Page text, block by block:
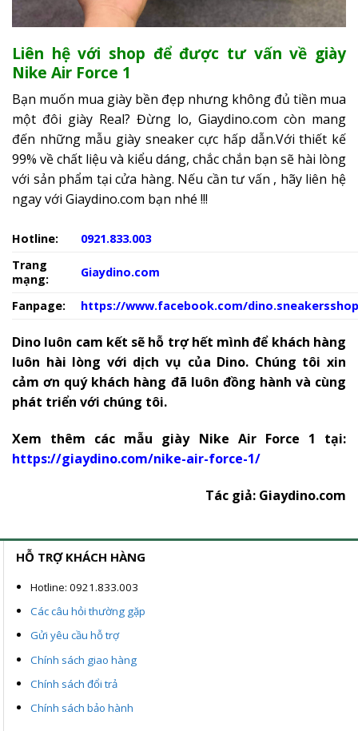
Liên hệ với shop để được tư vấn về giày
Nike Air Force 1
Bạn muốn mua giày bền đẹp nhưng không đủ tiền mua
một đôi giày Real? Đừng lo, Giaydino.com còn mang
đến những mẫu giày sneaker cực hấp dẫn.Với thiết kế
99% về chất liệu và kiểu dáng, chắc chắn bạn sẽ hài lòng
với sản phẩm tại cửa hàng. Nếu cần tư vấn , hãy liên hệ
ngay với Giaydino.com bạn nhé !!!
Hotline:
0921.833.003
Trang
mạng:
Giaydino.com
Fanpage: https://www.facebook.com/
Dino luôn cam kết sẽ hỗ trợ hết mình để khách hàng
luôn hài lòng với dịch vụ của Dino. Chúng tôi xin
cảm ơn quý khách hàng đã luôn đồng hành và cùng
phát triển với chúng tôi.
Xem thêm các mẫu giày Nike Air Force 1 tại:
https://giaydino.com/nike-air-force-1/
Tác giả: Giaydino.com
HỖ TRỢ KHÁCH HÀNG
Hotline: 0921.833.003
Các câu hỏi thường gặp
Gửi yêu cầu hỗ trợ
Chính sách giao hàng
Chính sách đổi trả
Chính sách bảo hành